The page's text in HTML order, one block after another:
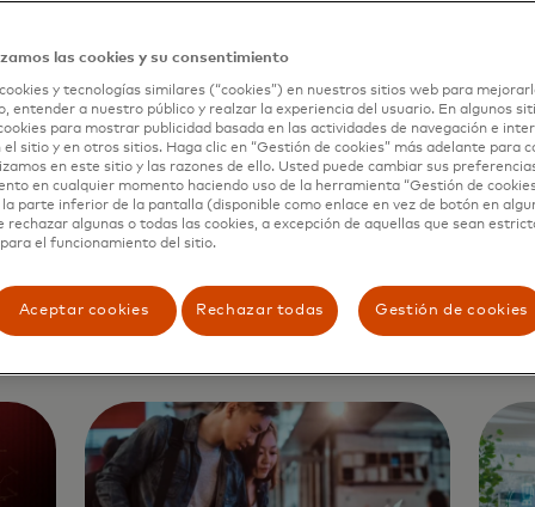
CIBERSEGURIDAD
Cómo los selfies abren un
camino seguro hacia la
inclusión financiera
Leer más
la
las cookies y su consentimiento
y tecnologías similares (“cookies”) en nuestros sitios web para
entender a nuestro público y realzar la experiencia del usuario. En algunos
para mostrar publicidad basada en las actividades de navegación e
el sitio y en otros sitios. Haga clic en “Gestión de cookies” más adelante para
en este sitio y las razones de ello. Usted puede cambiar sus
en cualquier momento haciendo uso de la herramienta “Gestión de
parte inferior de la pantalla (disponible como enlace en vez de botón en
rechazar algunas o todas las cookies, a excepción de aquellas que sean
el funcionamiento del sitio.
Aceptar cookies Rechazar todas Gestión de cookies